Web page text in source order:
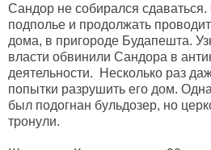
Сандор не собирался
подполье и продолжать
дома, в пригороде Будапешта.
власти обвинили Сандора в
деятельности. Несколько раз
попытки разрушить его дом.
был подогнан бульдозер, но
тронули.